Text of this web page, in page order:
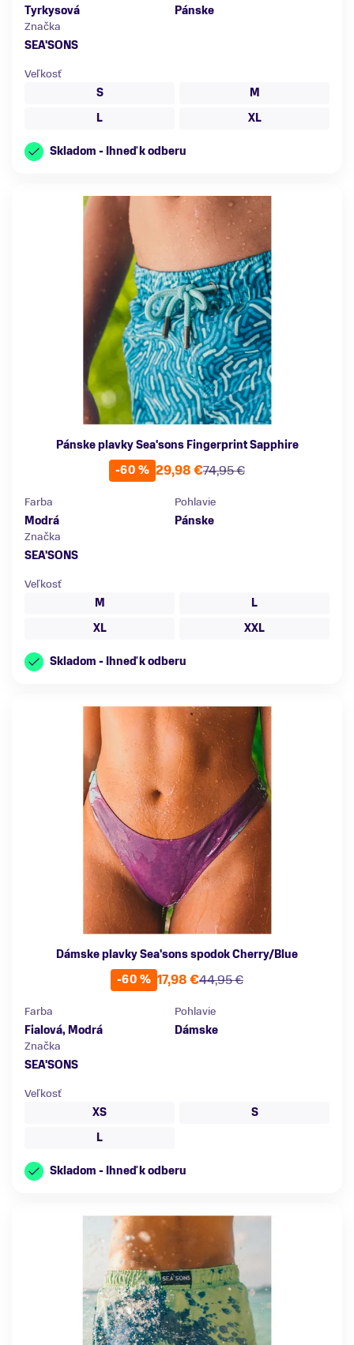
Tyrkysová
Pánske
Značka
SEA'SONS
Veľkosť
S
M
L
XL
Skladom - Ihneď k odberu
Pánske plavky Sea'sons Fingerprint Sapphire
-60 %
74,95 €
29,98 €
Farba
Modrá
Pohlavie
Pánske
Značka
SEA'SONS
Veľkosť
M
L
XL
XXL
Skladom - Ihneď k odberu
Dámske plavky Sea'sons spodok Cherry/Blue
-60 %
44,95 €
17,98 €
Farba
Fialová, Modrá
Pohlavie
Dámske
Značka
SEA'SONS
Veľkosť
XS
S
L
Skladom - Ihneď k odberu